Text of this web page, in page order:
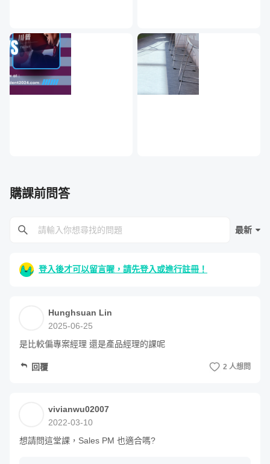
學習重點：進入產業之前，對於 PM 的各種
疑問，在這邊得到解答！
在爭取 PM 工作之前，心中總有許多過不去的坎嗎？我沒有
越跳越好？這個章節讓你知道！幫助你撞開（？）進入 PM
1. 了解爭取 PM 工作所需的準備
2. 如何跨領域、跨產業轉職
購課前問答
最新
登入後才可以留言喔，請先登入或進行註冊！
Hunghsuan Lin
2025-06-25
是比較偏專案經理 還是產品經理的課呢
回覆 2 人想問
vivianwu02007
2022-03-10
想請問這堂課，Sales PM 也適合嗎?